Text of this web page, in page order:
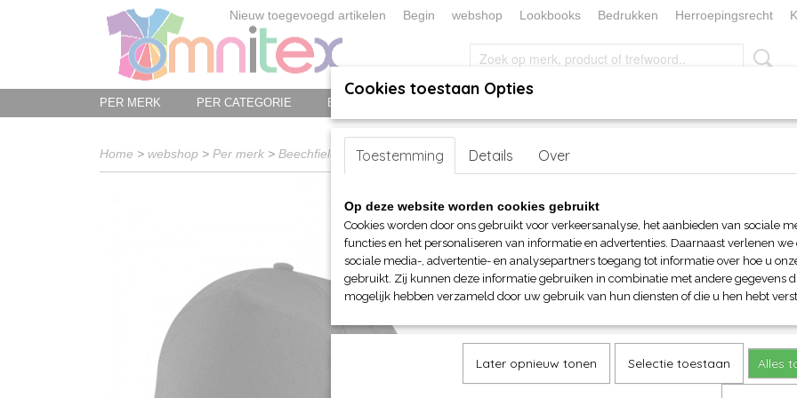
Nieuw toegevoegd artikelen Begin webshop Lookbooks Bedrukken Herroepingsrecht
PER MERK PER CATEGORIE BED-, BAD-, KEUKEN EN TAFELLINNEN KERST/
Home > webshop > Per merk > Beechfield Org. Headwear>Junior> Beechfield Junior Original 5 Panel Cap
Beechfield Junior Original 5
€ 5,85 (inclusief btw 21%)
Maat Kleur
Cookies toestaan Opties
Toestemming Details Over
Op deze website worden cookies gebruikt
Cookies worden door ons gebruikt voor verkeersanalyse, het aanbieden van sociale
functies en het personaliseren van informatie en advertenties. Daarnaast verlenen we
sociale media-, advertentie- en analysepartners toegang tot informatie over hoe u
gebruikt. Zij kunnen deze informatie gebruiken in combinatie met andere gegevens
mogelijk hebben verzameld door uw gebruik van hun diensten of die u hen hebt
Later opnieuw tonen Selectie toestaan Alles